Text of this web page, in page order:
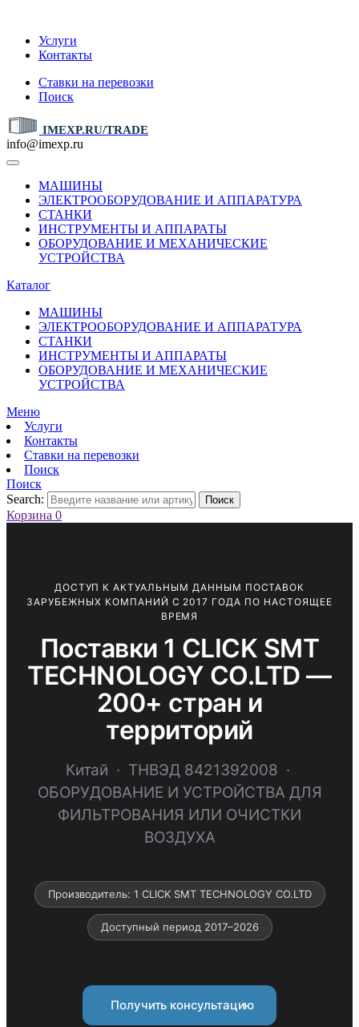
Услуги
Контакты
Ставки на перевозки
Поиск
IMEXP.RU/TRADE
info@imexp.ru
МАШИНЫ
ЭЛЕКТРООБОРУДОВАНИЕ И АППАРАТУРА
СТАНКИ
ИНСТРУМЕНТЫ И АППАРАТЫ
ОБОРУДОВАНИЕ И МЕХАНИЧЕСКИЕ
УСТРОЙСТВА
Каталог
МАШИНЫ
ЭЛЕКТРООБОРУДОВАНИЕ И АППАРАТУРА
СТАНКИ
ИНСТРУМЕНТЫ И АППАРАТЫ
ОБОРУДОВАНИЕ И МЕХАНИЧЕСКИЕ
УСТРОЙСТВА
Меню
Услуги
Контакты
Ставки на перевозки
Поиск
Поиск
Search:
Поиск
Корзина 0
ДОСТУП К АКТУАЛЬНЫМ ДАННЫМ ПОСТАВОК
ЗАРУБЕЖНЫХ КОМПАНИЙ С 2017 ГОДА ПО НАСТОЯЩЕЕ
ВРЕМЯ
Поставки 1 CLICK SMT
TECHNOLOGY CO.LTD —
200+ стран и
территорий
Китай · ТНВЭД 8421392008 ·
ОБОРУДОВАНИЕ И УСТРОЙСТВА ДЛЯ
ФИЛЬТРОВАНИЯ ИЛИ ОЧИСТКИ
ВОЗДУХА
Производитель: 1 CLICK SMT TECHNOLOGY CO.LTD
Доступный период 2017–2026
Получить консультацию